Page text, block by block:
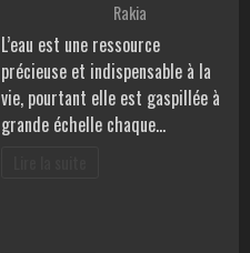
Rakia
L’eau est une ressource
précieuse et indispensable à la
vie, pourtant elle est gaspillée à
grande échelle chaque…